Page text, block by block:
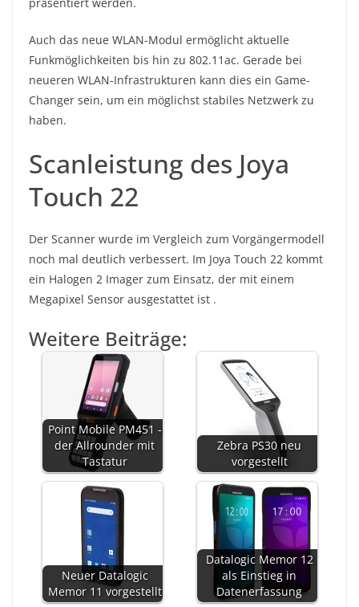
präsentiert werden.
Auch das neue WLAN-Modul ermöglicht aktuelle
Funkmöglichkeiten bis hin zu 802.11ac. Gerade bei
neueren WLAN-Infrastrukturen kann dies ein Game-
Changer sein, um ein möglichst stabiles Netzwerk zu
haben.
Scanleistung des Joya
Touch 22
Der Scanner wurde im Vergleich zum Vorgängermodell
noch mal deutlich verbessert. Im Joya Touch 22 kommt
ein Halogen 2 Imager zum Einsatz, der mit einem
Megapixel Sensor ausgestattet ist .
Weitere Beiträge:
Point Mobile PM451 -
der Allrounder mit
Tastatur
Zebra PS30 neu
vorgestellt
Neuer Datalogic
Memor 11 vorgestellt
Datalogic Memor 12
als Einstieg in
Datenerfassung